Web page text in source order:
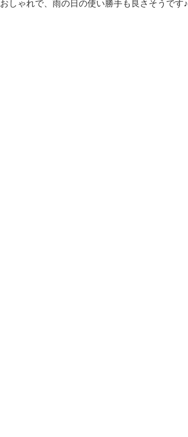
おしゃれで、雨の日の使い勝手も良さそうです♪